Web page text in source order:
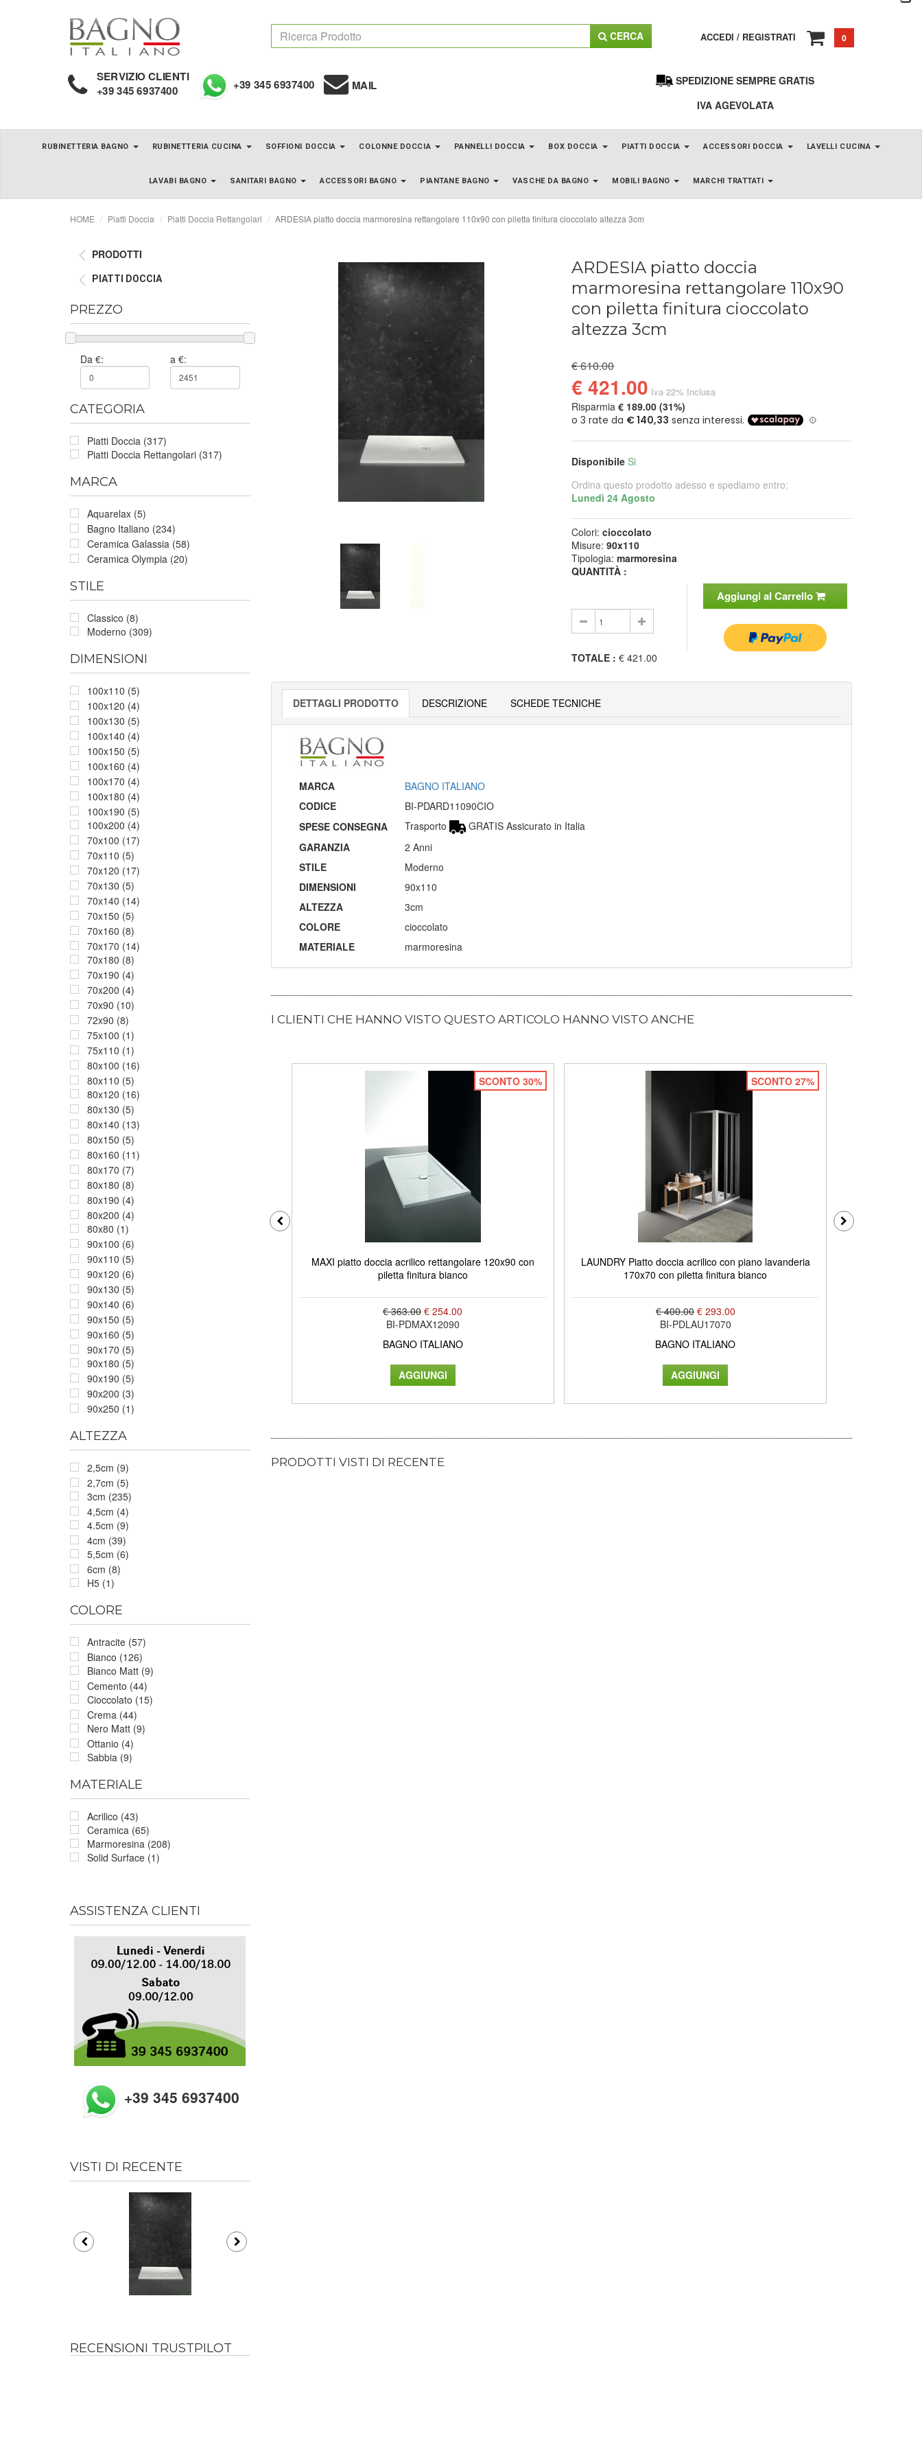
CERCA ACCEDI / REGISTRATI 0
SERVIZIO CLIENTI
+39 345 6937400 +39 345 6937400 MAIL
SPEDIZIONE SEMPRE GRATIS
IVA AGEVOLATA
RUBINETTERIA BAGNO RUBINETTERIA CUCINA SOFFIONI DOCCIA COLONNE DOCCIA PANNELLI DOCCIA BOX DOCCIA PIATTI DOCCIA ACCESSORI DOCCIA LAVELLI CUCINA
LAVABI BAGNO SANITARI BAGNO ACCESSORI BAGNO PIANTANE BAGNO VASCHE DA BAGNO MOBILI BAGNO MARCHI TRATTATI
HOME Piatti Doccia Piatti Doccia Rettangolari ARDESIA piatto doccia marmoresina rettangolare 110x90 con piletta finitura cioccolato altezza 3cm
PRODOTTI
PIATTI DOCCIA
PREZZO
Da €: a €:
CATEGORIA
Piatti Doccia (317)
Piatti Doccia Rettangolari (317)
MARCA
Aquarelax (5)
Bagno Italiano (234)
Ceramica Galassia (58)
Ceramica Olympia (20)
STILE
Classico (8)
Moderno (309)
DIMENSIONI
100x110 (5)
100x120 (4)
100x130 (5)
100x140 (4)
100x150 (5)
100x160 (4)
100x170 (4)
100x180 (4)
100x190 (5)
100x200 (4)
70x100 (17)
70x110 (5)
70x120 (17)
70x130 (5)
70x140 (14)
70x150 (5)
70x160 (8)
70x170 (14)
70x180 (8)
70x190 (4)
70x200 (4)
70x90 (10)
72x90 (8)
75x100 (1)
75x110 (1)
80x100 (16)
80x110 (5)
80x120 (16)
80x130 (5)
80x140 (13)
80x150 (5)
80x160 (11)
80x170 (7)
80x180 (8)
80x190 (4)
80x200 (4)
80x80 (1)
90x100 (6)
90x110 (5)
90x120 (6)
90x130 (5)
90x140 (6)
90x150 (5)
90x160 (5)
90x170 (5)
90x180 (5)
90x190 (5)
90x200 (3)
90x250 (1)
ALTEZZA
2,5cm (9)
2,7cm (5)
3cm (235)
4,5cm (4)
4.5cm (9)
4cm (39)
5,5cm (6)
6cm (8)
H5 (1)
COLORE
Antracite (57)
Bianco (126)
Bianco Matt (9)
Cemento (44)
Cioccolato (15)
Crema (44)
Nero Matt (9)
Ottanio (4)
Sabbia (9)
MATERIALE
Acrilico (43)
Ceramica (65)
Marmoresina (208)
Solid Surface (1)
ASSISTENZA CLIENTI
+39 345 6937400
VISTI DI RECENTE
RECENSIONI TRUSTPILOT
ARDESIA piatto doccia
marmoresina rettangolare 110x90
con piletta finitura cioccolato
altezza 3cm
€ 610.00
€ 421.00 Iva 22% Inclusa
Risparmia€ 189.00 (31%)
Disponibile Si
Ordina questo prodotto adesso e spediamo entro:
Lunedì 24 Agosto
Colori:cioccolato
Misure:90x110
Tipologia:marmoresina
QUANTITÀ :
Aggiungi al Carrello
TOTALE : € 421.00
DETTAGLI PRODOTTO DESCRIZIONE SCHEDE TECNICHE
MARCA
BAGNO ITALIANO
CODICE
BI-PDARD11090CIO
SPESE CONSEGNA
Trasporto
GRATIS Assicurato in Italia
GARANZIA
2 Anni
STILE
Moderno
DIMENSIONI
90x110
ALTEZZA
3cm
COLORE
cioccolato
MATERIALE
marmoresina
I CLIENTI CHE HANNO VISTO QUESTO ARTICOLO HANNO VISTO ANCHE
SCONTO 30%
MAXI piatto doccia acrilico rettangolare 120x90 con
piletta finitura bianco
€ 363.00 € 254.00
BI-PDMAX12090
BAGNO ITALIANO
SCONTO 27%
LAUNDRY Piatto doccia acrilico con piano lavanderia
170x70 con piletta finitura bianco
€ 400.00 € 293.00
BI-PDLAU17070
BAGNO ITALIANO
PRODOTTI VISTI DI RECENTE